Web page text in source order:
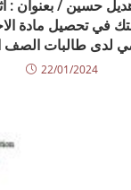
حسين / بعنوان : اثر
تحصيل مادة
لدى طالبات الصف
22/01/2024